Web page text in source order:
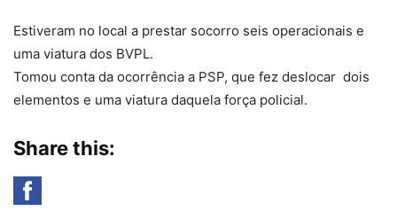
Estiveram no local a prestar socorro seis operacionais e
uma viatura dos BVPL.
Tomou conta da ocorrência a PSP, que fez deslocar dois
elementos e uma viatura daquela força policial.
Share this: